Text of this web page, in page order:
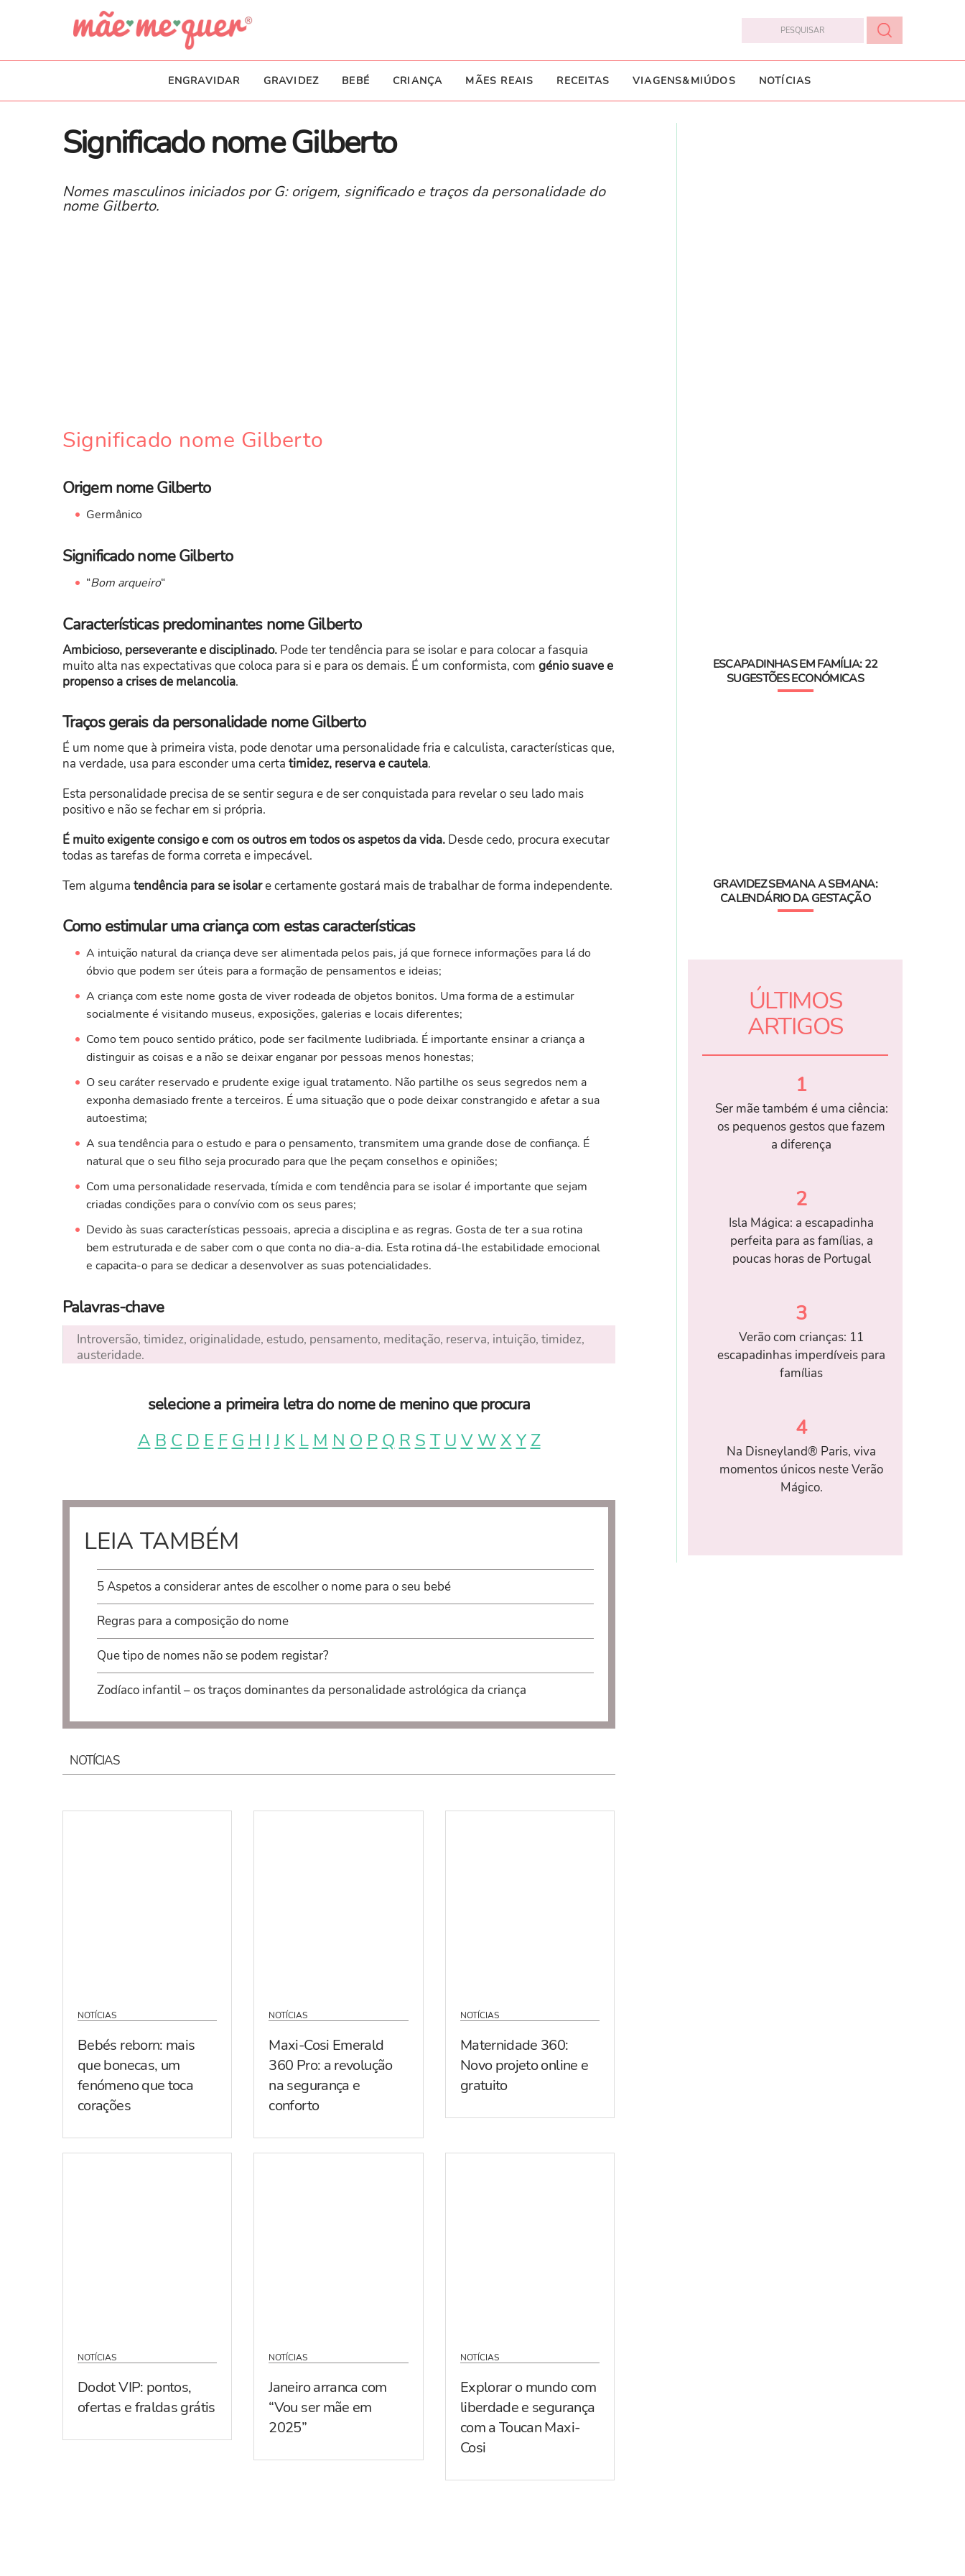
ENGRAVIDAR GRAVIDEZ BEBÉ CRIANÇA MÃES REAIS RECEITAS VIAGENS&MIÚDOS NOTÍCIAS
Significado nome Gilberto
Nomes masculinos iniciados por G: origem, significado e traços da personalidade do
nome Gilberto.
Significado nome Gilberto
Origem nome Gilberto
Germânico
Significado nome Gilberto
“Bom arqueiro“
Características predominantes nome Gilberto
Ambicioso, perseverante e disciplinado. Pode ter tendência para se isolar e para colocar a fasquia
muito alta nas expectativas que coloca para si e para os demais. É um conformista, com génio suave e
propenso a crises de melancolia.
Traços gerais da personalidade nome Gilberto
É um nome que à primeira vista, pode denotar uma personalidade fria e calculista, características que,
na verdade, usa para esconder uma certa timidez, reserva e cautela.
Esta personalidade precisa de se sentir segura e de ser conquistada para revelar o seu lado mais
positivo e não se fechar em si própria.
É muito exigente consigo e com os outros em todos os aspetos da vida. Desde cedo, procura executar
todas as tarefas de forma correta e impecável.
Tem alguma tendência para se isolare certamente gostará mais de trabalhar de forma independente.
Como estimular uma criança com estas características
A intuição natural da criança deve ser alimentada pelos pais, já que fornece informações para lá do
óbvio que podem ser úteis para a formação de pensamentos e ideias;
A criança com este nome gosta de viver rodeada de objetos bonitos. Uma forma de a estimular
socialmente é visitando museus, exposições, galerias e locais diferentes;
Como tem pouco sentido prático, pode ser facilmente ludibriada. É importante ensinar a criança a
distinguir as coisas e a não se deixar enganar por pessoas menos honestas;
O seu caráter reservado e prudente exige igual tratamento. Não partilhe os seus segredos nem a
exponha demasiado frente a terceiros. É uma situação que o pode deixar constrangido e afetar a sua
autoestima;
A sua tendência para o estudo e para o pensamento, transmitem uma grande dose de confiança. É
natural que o seu filho seja procurado para que lhe peçam conselhos e opiniões;
Com uma personalidade reservada, tímida e com tendência para se isolar é importante que sejam
criadas condições para o convívio com os seus pares;
Devido às suas características pessoais, aprecia a disciplina e as regras. Gosta de ter a sua rotina
bem estruturada e de saber com o que conta no dia-a-dia. Esta rotina dá-lhe estabilidade emocional
e capacita-o para se dedicar a desenvolver as suas potencialidades.
Palavras-chave
Introversão, timidez, originalidade, estudo, pensamento, meditação, reserva, intuição, timidez,
austeridade.
selecione a primeira letra do nome de menino que procura
A B C D E F G H I J K L M N O P Q R S T U V W X Y Z
LEIA TAMBÉM
5 Aspetos a considerar antes de escolher o nome para o seu bebé
Regras para a composição do nome
Que tipo de nomes não se podem registar?
Zodíaco infantil – os traços dominantes da personalidade astrológica da criança
NOTÍCIAS
NOTÍCIAS
Bebés reborn: mais
que bonecas, um
fenómeno que toca
corações
NOTÍCIAS
Maxi-Cosi Emerald
360 Pro: a revolução
na segurança e
conforto
NOTÍCIAS
Maternidade 360:
Novo projeto online e
gratuito
NOTÍCIAS
Dodot VIP: pontos,
ofertas e fraldas grátis
NOTÍCIAS
Janeiro arranca com
“Vou ser mãe em
2025”
NOTÍCIAS
Explorar o mundo com
liberdade e segurança
com a Toucan Maxi-
Cosi
ESCAPADINHAS EM FAMÍLIA: 22
SUGESTÕES ECONÓMICAS
GRAVIDEZ SEMANA A SEMANA:
CALENDÁRIO DA GESTAÇÃO
ÚLTIMOS
ARTIGOS
1
Ser mãe também é uma ciência:
os pequenos gestos que fazem
a diferença
2
Isla Mágica: a escapadinha
perfeita para as famílias, a
poucas horas de Portugal
3
Verão com crianças: 11
escapadinhas imperdíveis para
famílias
4
Na Disneyland® Paris, viva
momentos únicos neste Verão
Mágico.